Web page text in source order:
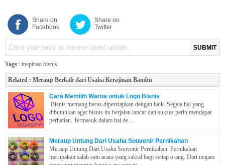
Share on
Facebook
Share on
Twitter
SUBMIT
Tags : inspirasi bisnis
Related : Meraup Berkah dari Usaha Kerajinan Bambu
Cara Memilih Warna untuk Logo Bisnis
Bisnis memang harus dipersiapkan dengan baik. Segala hal yang
dibutuhkan agar bisnis itu berjalan lancar dan sukses perlu mendapat
perhatian. Termasuk dalam hal de ...
Meraup Untung Dari Usaha Souvenir Pernikahan
Meraup Untung Dari Usaha Souvenir Pernikahan. Pernikahan
merupakan salah satu acara yang sakral bagi setiap orang. Dari negara